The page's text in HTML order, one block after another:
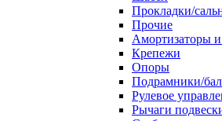
Прокладки/
Прочие
Амортизаторы и
Крепежи
Опоры
Подрамники/
Рулевое
Рычаги